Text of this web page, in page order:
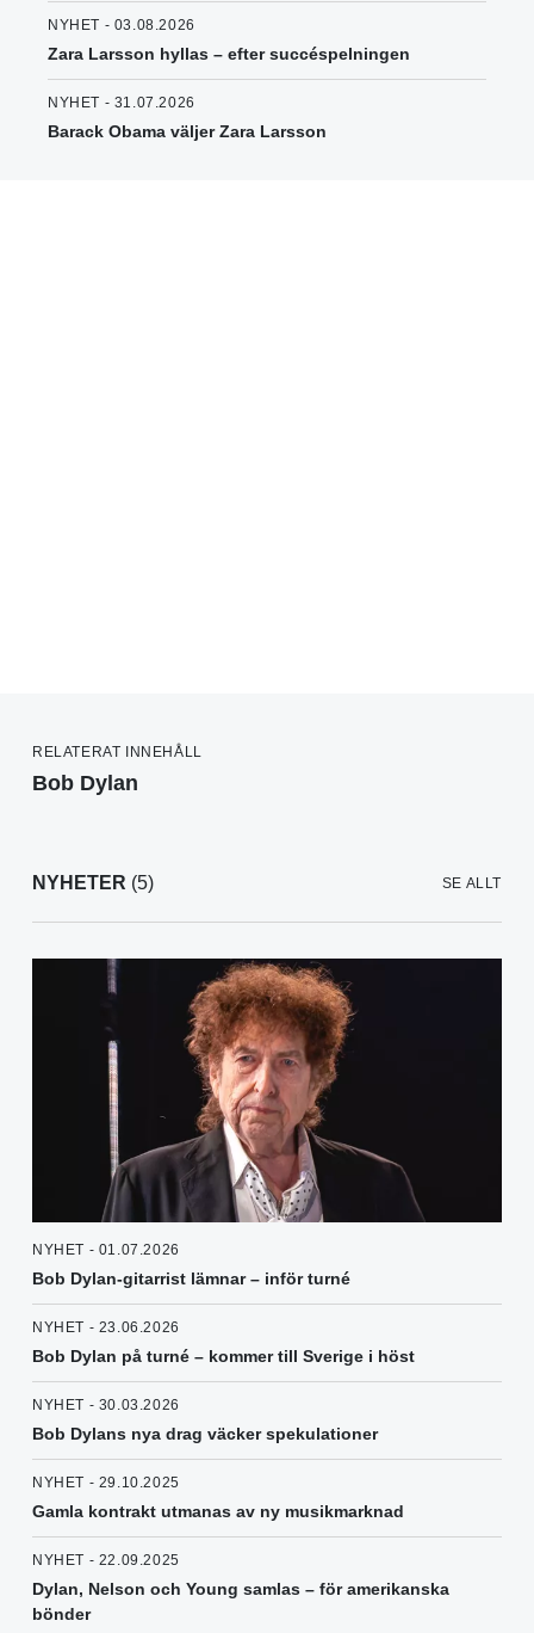
NYHET - 03.08.2026
Zara Larsson hyllas – efter succéspelningen
NYHET - 31.07.2026
Barack Obama väljer Zara Larsson
RELATERAT INNEHÅLL
Bob Dylan
NYHETER (5) SE ALLT
NYHET - 01.07.2026
Bob Dylan-gitarrist lämnar – inför turné
NYHET - 23.06.2026
Bob Dylan på turné – kommer till Sverige i höst
NYHET - 30.03.2026
Bob Dylans nya drag väcker spekulationer
NYHET - 29.10.2025
Gamla kontrakt utmanas av ny musikmarknad
NYHET - 22.09.2025
Dylan, Nelson och Young samlas – för amerikanska
bönder